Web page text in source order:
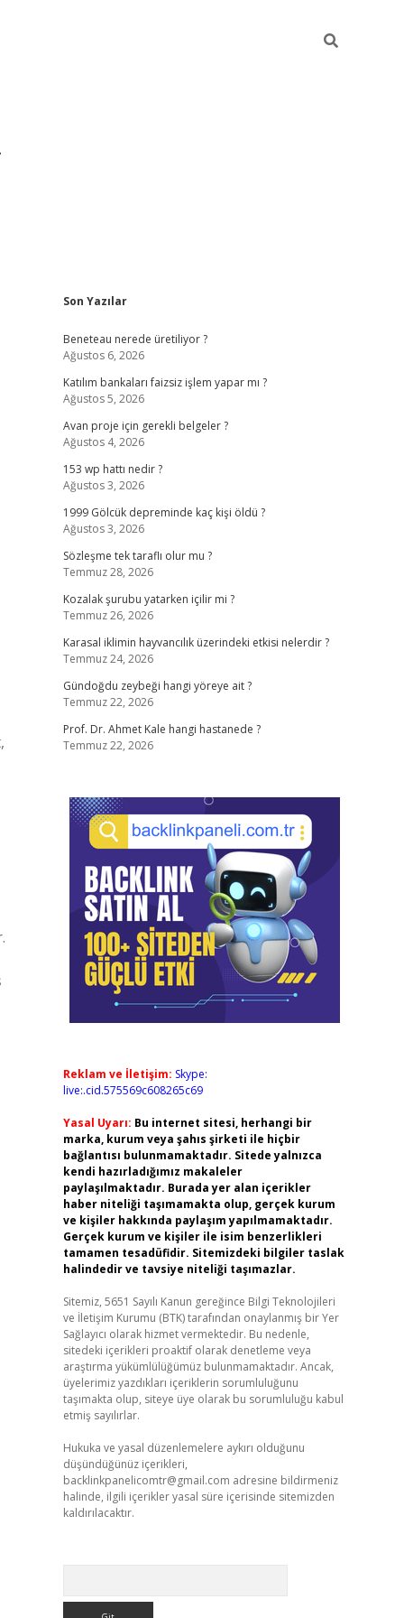
Sidebar
Son Yazılar
Beneteau nerede üretiliyor ?
Ağustos 6, 2026
Katılım bankaları faizsiz işlem yapar mı ?
Ağustos 5, 2026
Avan proje için gerekli belgeler ?
Ağustos 4, 2026
153 wp hattı nedir ?
Ağustos 3, 2026
1999 Gölcük depreminde kaç kişi öldü ?
Ağustos 3, 2026
Sözleşme tek taraflı olur mu ?
Temmuz 28, 2026
Kozalak şurubu yatarken içilir mi ?
Temmuz 26, 2026
Karasal iklimin hayvancılık üzerindeki etkisi nelerdir ?
Temmuz 24, 2026
Gündoğdu zeybeği hangi yöreye ait ?
Temmuz 22, 2026
Prof. Dr. Ahmet Kale hangi hastanede ?
Temmuz 22, 2026
Reklam ve İletişim: Skype:
live:.cid.575569c608265c69
Yasal Uyarı: Bu internet sitesi, herhangi bir
marka, kurum veya şahıs şirketi ile hiçbir
bağlantısı bulunmamaktadır. Sitede yalnızca
kendi hazırladığımız makaleler
paylaşılmaktadır. Burada yer alan içerikler
haber niteliği taşımamakta olup, gerçek kurum
ve kişiler hakkında paylaşım yapılmamaktadır.
Gerçek kurum ve kişiler ile isim benzerlikleri
tamamen tesadüfidir. Sitemizdeki bilgiler taslak
halindedir ve tavsiye niteliği taşımazlar.
Sitemiz, 5651 Sayılı Kanun gereğince Bilgi Teknolojileri
ve İletişim Kurumu (BTK) tarafından onaylanmış bir Yer
Sağlayıcı olarak hizmet vermektedir. Bu nedenle,
sitedeki içerikleri proaktif olarak denetleme veya
araştırma yükümlülüğümüz bulunmamaktadır. Ancak,
üyelerimiz yazdıkları içeriklerin sorumluluğunu
taşımakta olup, siteye üye olarak bu sorumluluğu kabul
etmiş sayılırlar.
Hukuka ve yasal düzenlemelere aykırı olduğunu
düşündüğünüz içerikleri,
backlinkpanelicomtr@gmail.com adresine bildirmeniz
halinde, ilgili içerikler yasal süre içerisinde sitemizden
kaldırılacaktır.